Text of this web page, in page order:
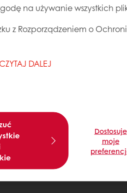
na używanie wszystkich
z Rozporządzeniem o
CZYTAJ DALEJ
Dostosuje
moje